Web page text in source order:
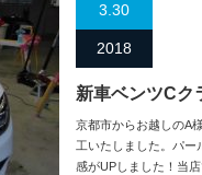
3.30
2018
新車ベンツCク
京都市からお越しのA
工いたしました。パー
感がUPしました！当